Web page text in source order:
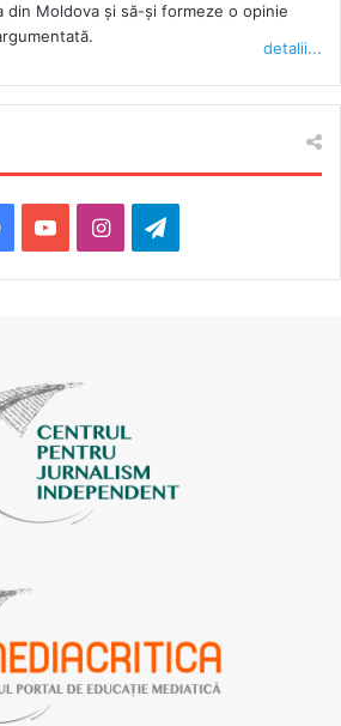
din Moldova şi să-şi formeze o opinie
detalii...
Facebook
YouTubeInstagramTelegram